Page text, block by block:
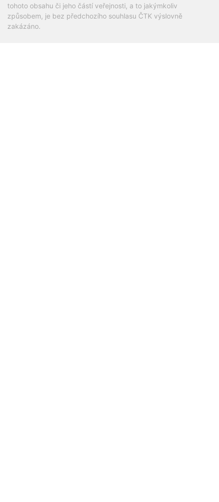
tohoto obsahu či jeho částí veřejnosti, a to jakýmkoliv
způsobem, je bez předchozího souhlasu ČTK výslovně
zakázáno.